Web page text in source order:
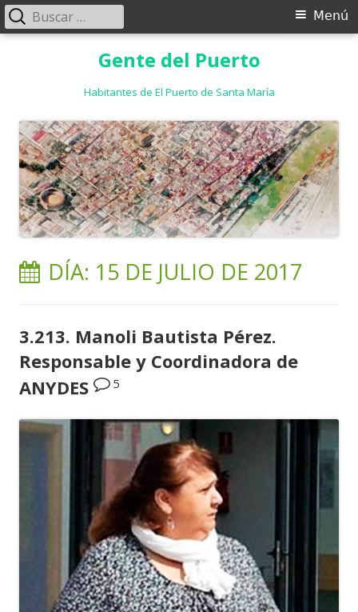
Gente del Puerto
Habitantes de El Puerto de Santa María
Menú
Menú
Buscar:
DÍA: 15 DE JULIO DE 2017
3.213. Manoli Bautista Pérez.
Responsable y Coordinadora de
ANYDES
5